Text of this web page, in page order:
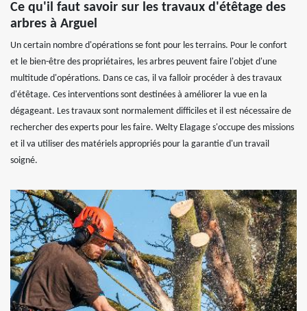
Ce qu'il faut savoir sur les travaux d'étêtage des
arbres à Arguel
Un certain nombre d'opérations se font pour les terrains. Pour le confort
et le bien-être des propriétaires, les arbres peuvent faire l'objet d'une
multitude d'opérations. Dans ce cas, il va falloir procéder à des travaux
d'étêtage. Ces interventions sont destinées à améliorer la vue en la
dégageant. Les travaux sont normalement difficiles et il est nécessaire de
rechercher des experts pour les faire. Welty Elagage s'occupe des missions
et il va utiliser des matériels appropriés pour la garantie d'un travail
soigné.